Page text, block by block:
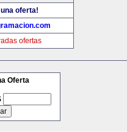
oferta!
ofertas
Oferta